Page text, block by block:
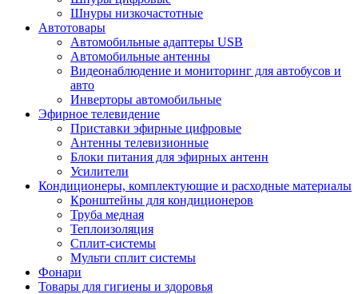
Шнуры низкочастотные
Автотовары
Автомобильные адаптеры USB
Автомобильные антенны
Видеонаблюдение и мониторинг для автобусов и
авто
Инверторы автомобильные
Эфирное телевидение
Приставки эфирные цифровые
Антенны телевизионные
Блоки питания для эфирных антенн
Усилители
Кондиционеры, комплектующие и расходные материалы
Кронштейны для кондиционеров
Труба медная
Теплоизоляция
Сплит-системы
Мульти сплит системы
Фонари
Товары для гигиены и здоровья